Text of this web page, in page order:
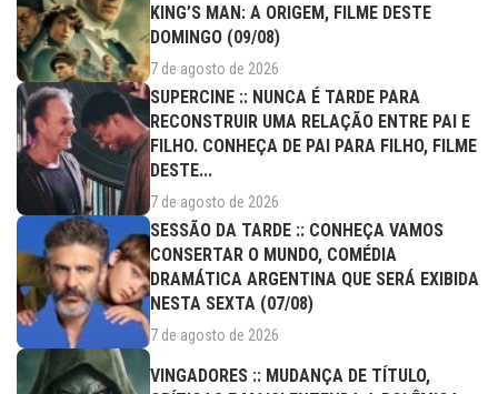
KING’S MAN: A ORIGEM, FILME DESTE
DOMINGO (09/08)
7 de agosto de 2026
SUPERCINE :: NUNCA É TARDE PARA
RECONSTRUIR UMA RELAÇÃO ENTRE PAI E
FILHO. CONHEÇA DE PAI PARA FILHO, FILME
DESTE...
7 de agosto de 2026
SESSÃO DA TARDE :: CONHEÇA VAMOS
CONSERTAR O MUNDO, COMÉDIA
DRAMÁTICA ARGENTINA QUE SERÁ EXIBIDA
NESTA SEXTA (07/08)
7 de agosto de 2026
VINGADORES :: MUDANÇA DE TÍTULO,